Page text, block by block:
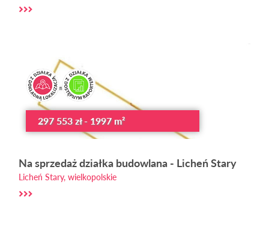
297 553 zł - 1997 m²
Na sprzedaż działka budowlana - Licheń Stary
Licheń Stary, wielkopolskie